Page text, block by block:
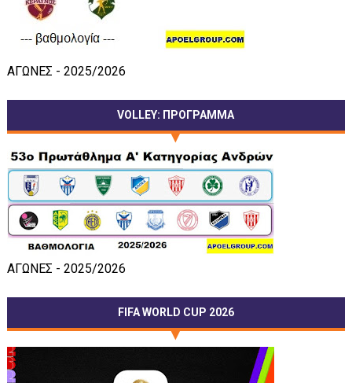
ΑΓΩΝΕΣ - 2025/2026
VOLLEY: ΠΡΟΓΡΑΜΜΑ
ΑΓΩΝΕΣ - 2025/2026
FIFA WORLD CUP 2026